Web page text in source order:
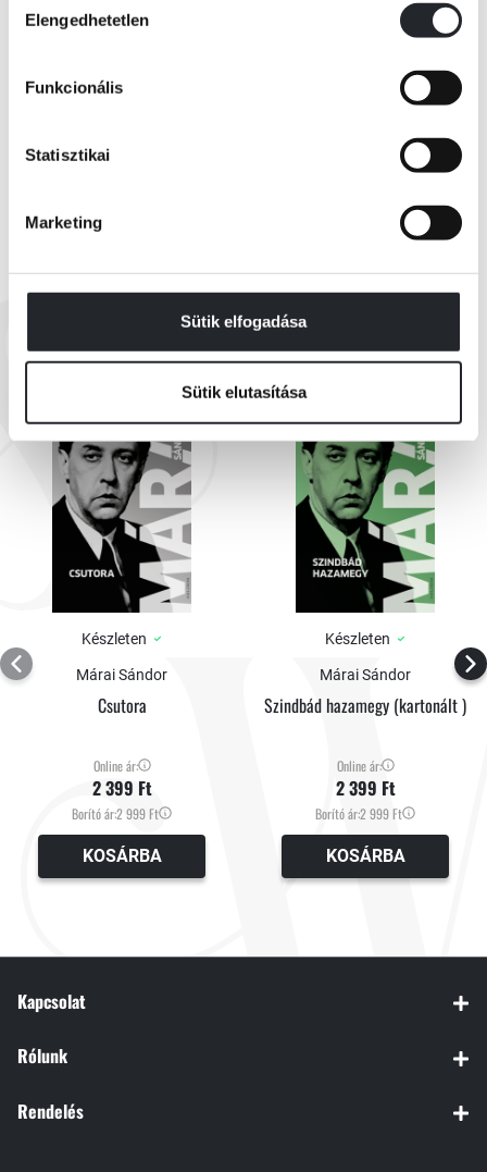
kiválasztása
Elengedhetetlen
Funkcionális
Statisztikai
Marketing
Sütik elfogadása
Sütik elutasítása
VIDEÓK
RÉSZLET A KÖNYVBŐL
EZEK IS ÉRDEKELHETNEK
Készleten
Márai Sándor
Csutora
Online ár:
2 399 Ft
Borító ár:2 999 Ft
KOSÁRBA
Készleten
Márai Sándor
Szindbád hazamegy (kartonált )
Online ár:
2 399 Ft
Borító ár:2 999 Ft
KOSÁRBA
Kapcsolat
Rólunk
Rendelés